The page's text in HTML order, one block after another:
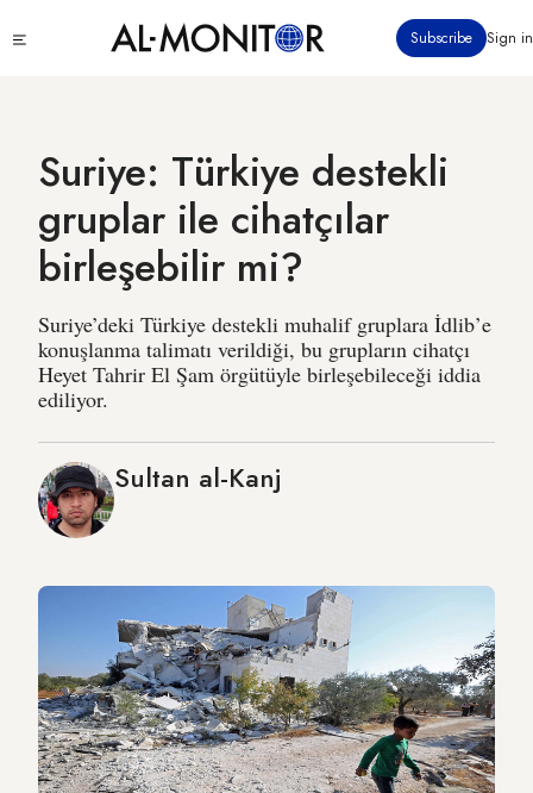
içeriğe
Subscribe Sign in
Suriye: Türkiye destekli
gruplar ile cihatçılar
birleşebilir mi?
Suriye’deki Türkiye destekli muhalif gruplara İdlib’e
konuşlanma talimatı verildiği, bu grupların cihatçı
Heyet Tahrir El Şam örgütüyle birleşebileceği iddia
ediliyor.
Sultan al-Kanj